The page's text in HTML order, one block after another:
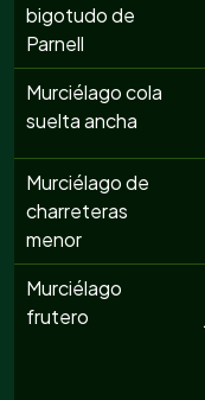
bigotudo de
Parnell
Murciélago cola
suelta ancha
Murciélago de
charreteras
menor
Murciélago
frutero